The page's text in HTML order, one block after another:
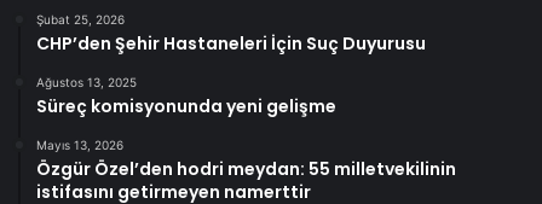
Şubat 25, 2026
CHP’den Şehir Hastaneleri İçin Suç Duyurusu
Ağustos 13, 2025
Süreç komisyonunda yeni gelişme
Mayıs 13, 2026
Özgür Özel’den hodri meydan: 55 milletvekilinin
istifasını getirmeyen namerttir